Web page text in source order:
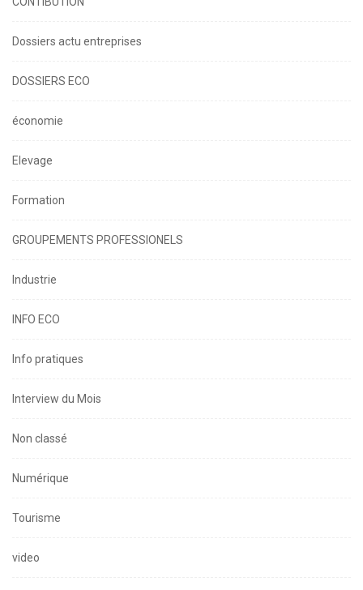
Dossiers actu entreprises
DOSSIERS ECO
économie
Elevage
Formation
GROUPEMENTS PROFESSIONELS
Industrie
INFO ECO
Info pratiques
Interview du Mois
Non classé
Numérique
Tourisme
video